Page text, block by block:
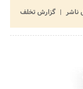
ناشر
گزارش تخلف